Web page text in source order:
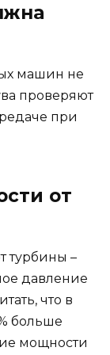
машин не
проверяют
при
от
турбины –
давление
что в
больше
мощности